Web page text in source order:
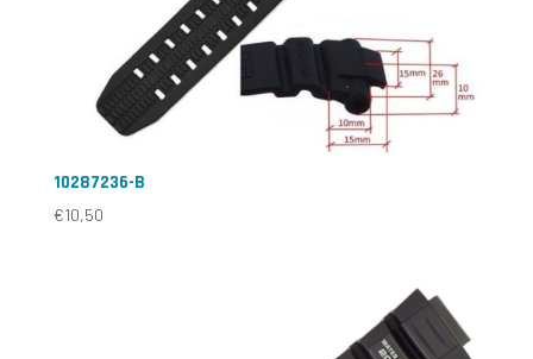
10287236-B
€10,50